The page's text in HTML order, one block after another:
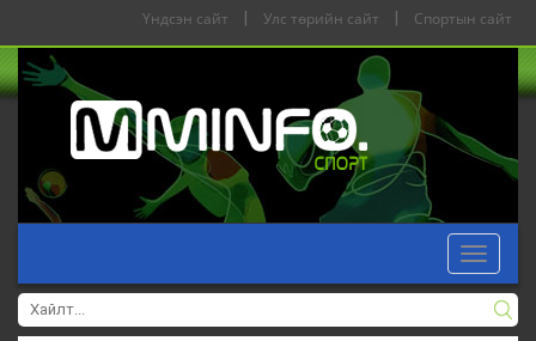
Үндсэн сайт Улс төрийн сайт Спортын сайт
Toggle